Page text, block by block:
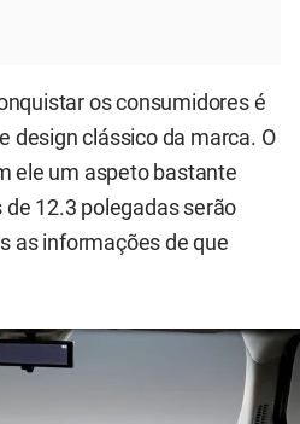
os consumidores é
design clássico da marca. O
ele um aspeto bastante
12.3 polegadas serão
as informações de que